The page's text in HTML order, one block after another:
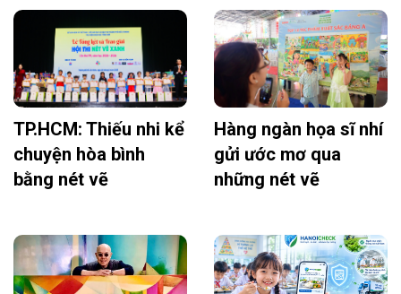
TP.HCM: Thiếu nhi kể
chuyện hòa bình
bằng nét vẽ
Hàng ngàn họa sĩ nhí
gửi ước mơ qua
những nét vẽ